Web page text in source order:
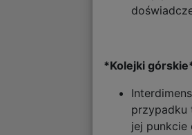
*Kolejki
przypadku
jej punkcie